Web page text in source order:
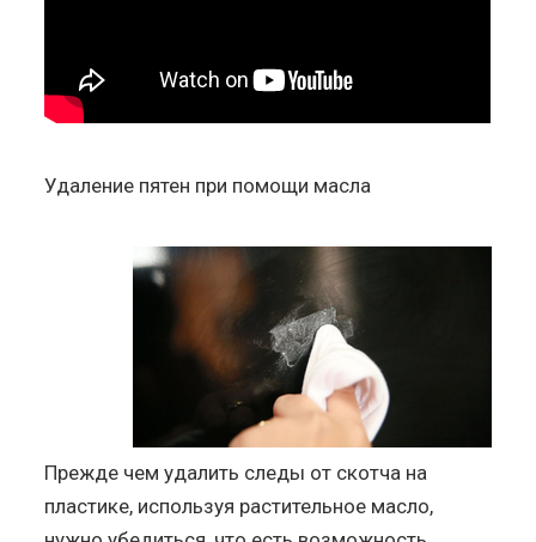
Удаление пятен при помощи масла
Прежде чем удалить следы от скотча на
пластике, используя растительное масло,